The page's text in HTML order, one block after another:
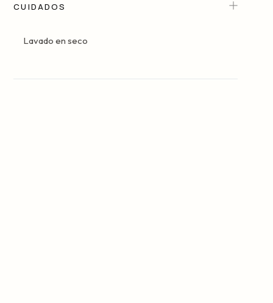
CUIDADOS
Lavado en seco